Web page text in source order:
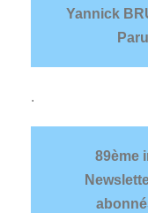
Yannick
.
89ème